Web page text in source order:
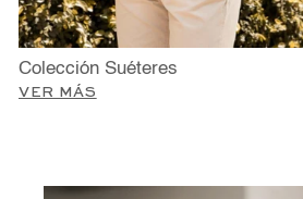
Colección Suéteres
VER MÁS